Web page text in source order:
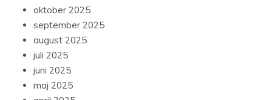
oktober 2025
september 2025
august 2025
juli 2025
juni 2025
maj 2025